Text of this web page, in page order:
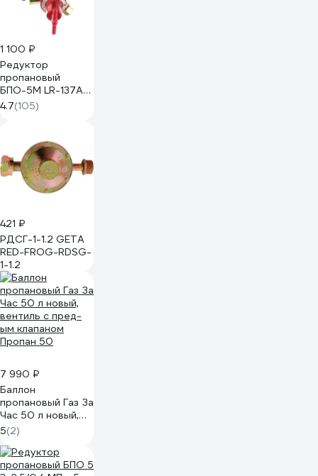
1 100 ₽
Редуктор
пропановый
БПО-5М LR-137A
Сварог 94478
4.7(105)
421 ₽
РДСГ-1-1.2 GETA
RED-FROG-RDSG-
1-1.2
7 990 ₽
Баллон
пропановый Газ За
Час 50 л новый,
вентиль с пред-
ым клапаном
Пропан 50
5(2)